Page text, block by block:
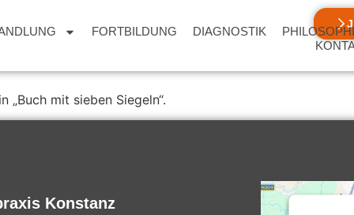
FORTBILDUNG DIAGNOSTIK
mit sieben Siegeln“.
Konstanz